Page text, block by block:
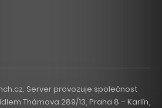
Server provozuje společnost
Thámova 289/13, Praha 8 – Karlín,